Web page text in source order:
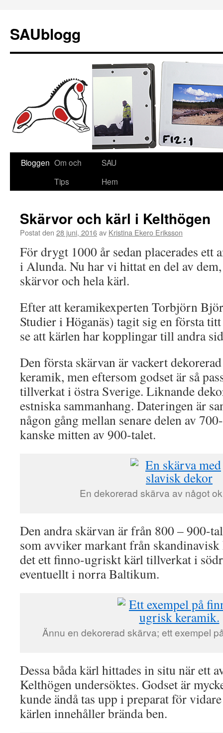
SAUblogg
GåBloggen Om och
Tips
SAU
Hem
Skärvor och kärl i Kelthögen
Postat den 28 juni, 2016av Kristina Ekero Eriksson
För drygt 1000 år sedan placerades ett
i Alunda. Nu har vi hittat en del av
skärvor och hela kärl.
Efter att keramikexperten Torbjörn
Studier i Höganäs) tagit sig en första
se att kärlen har kopplingar till andra
Den första skärvan är vackert
keramik, men eftersom godset är så
tillverkat i östra Sverige. Liknande
estniska sammanhang. Dateringen är
någon gång mellan senare delen av
kanske mitten av 900-talet.
En dekorerad skärva av något
Den andra skärvan är från 800 – 900-
som avviker markant från
det ett finno-ugriskt kärl tillverkat i
eventuellt i norra Baltikum.
Ännu en dekorerad skärva; ett exempel
Dessa båda kärl hittades in situ när ett
Kelthögen undersöktes. Godset är
kunde ändå tas upp i preparat för
kärlen innehåller brända ben.